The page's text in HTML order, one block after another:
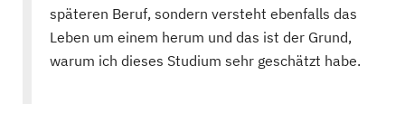
späteren Beruf, sondern versteht ebenfalls das
Leben um einem herum und das ist der Grund,
warum ich dieses Studium sehr geschätzt habe.